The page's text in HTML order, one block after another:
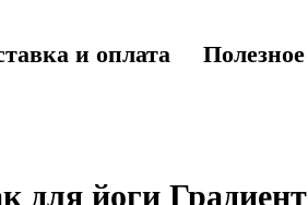
и оплата Полезное
для йоги Градиент